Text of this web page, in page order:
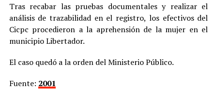
Tras recabar las pruebas documentales y realizar el
análisis de trazabilidad en el registro, los efectivos del
Cicpc procedieron a la aprehensión de la mujer en el
municipio Libertador.
El caso quedó a la orden del Ministerio Público.
Fuente: 2001